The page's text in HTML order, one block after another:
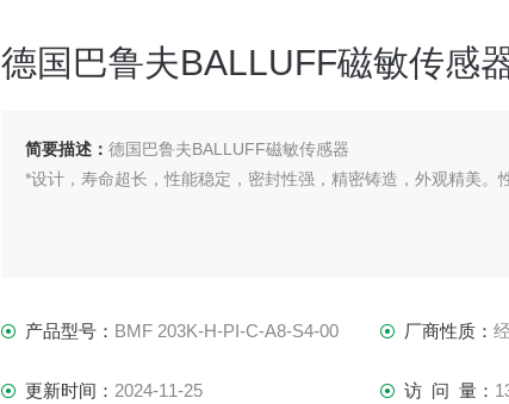
德国巴鲁夫BALLUFF磁敏传感
简要描述： 德国巴鲁夫BALLUFF磁敏传感器
*设计，寿命超长，性能稳定，密封性强，精密铸造，外观精美。
产品型号： BMF 203K-H-PI-C-A8-S4-00 厂商性质：
更新时间： 2024-11-25 访 问 量：